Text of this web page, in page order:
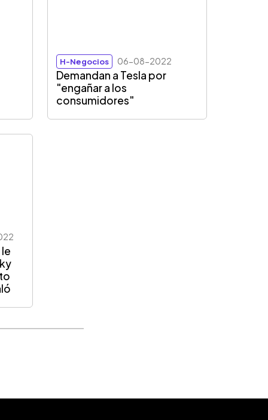
H-Negocios 06-08-2022
Demandan a Tesla por
"engañar a los
consumidores"